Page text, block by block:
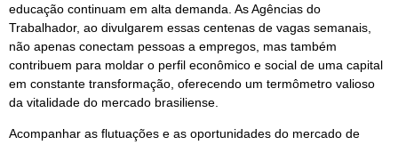
educação continuam em alta demanda. As Agências do
Trabalhador, ao divulgarem essas centenas de vagas semanais,
não apenas conectam pessoas a empregos, mas também
contribuem para moldar o perfil econômico e social de uma capital
em constante transformação, oferecendo um termômetro valioso
da vitalidade do mercado brasiliense.
Acompanhar as flutuações e as oportunidades do mercado de